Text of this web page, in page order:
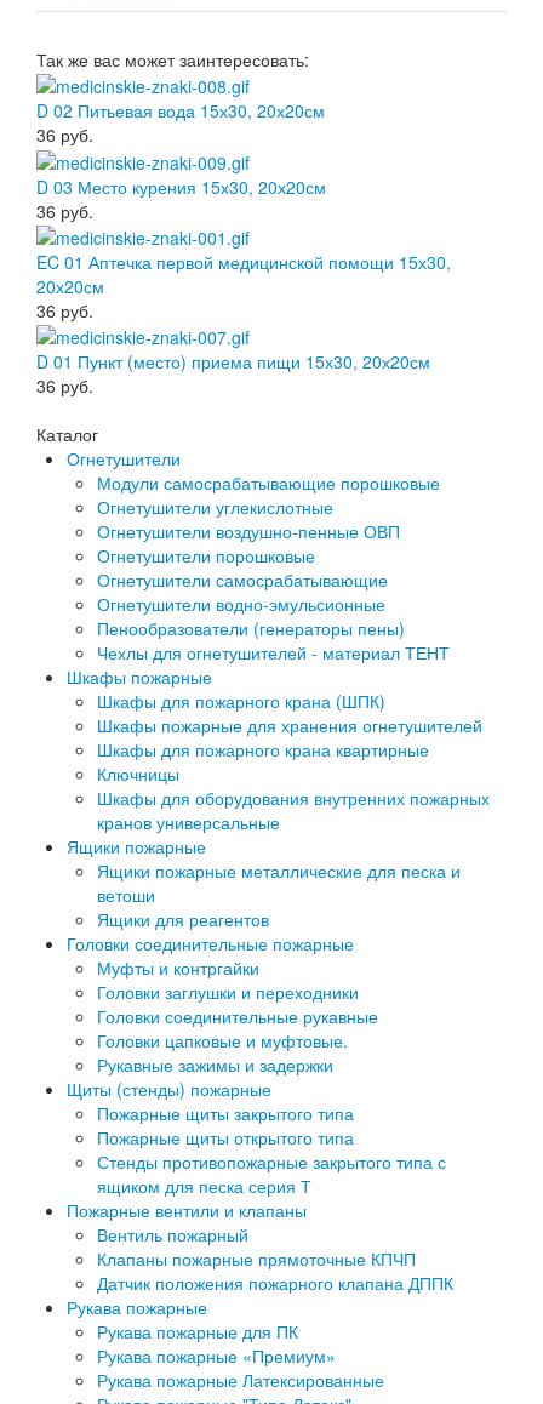
Так же вас может заинтересовать:
D 02 Питьевая вода 15х30, 20х20см
36 руб.
D 03 Место курения 15х30, 20х20см
36 руб.
EC 01 Аптечка первой медицинской помощи 15х30,
20х20см
36 руб.
D 01 Пункт (место) приема пищи 15х30, 20х20см
36 руб.
Каталог
Огнетушители
Модули самосрабатывающие порошковые
Огнетушители углекислотные
Огнетушители воздушно-пенные ОВП
Огнетушители порошковые
Огнетушители самосрабатывающие
Огнетушители водно-эмульсионные
Пенообразователи (генераторы пены)
Чехлы для огнетушителей - материал ТЕНТ
Шкафы пожарные
Шкафы для пожарного крана (ШПК)
Шкафы пожарные для хранения огнетушителей
Шкафы для пожарного крана квартирные
Ключницы
Шкафы для оборудования внутренних пожарных
кранов универсальные
Ящики пожарные
Ящики пожарные металлические для песка и
ветоши
Ящики для реагентов
Головки соединительные пожарные
Муфты и контргайки
Головки заглушки и переходники
Головки соединительные рукавные
Головки цапковые и муфтовые.
Рукавные зажимы и задержки
Щиты (стенды) пожарные
Пожарные щиты закрытого типа
Пожарные щиты открытого типа
Стенды противопожарные закрытого типа с
ящиком для песка серия Т
Пожарные вентили и клапаны
Вентиль пожарный
Клапаны пожарные прямоточные КПЧП
Датчик положения пожарного клапана ДППК
Рукава пожарные
Рукава пожарные для ПК
Рукава пожарные «Премиум»
Рукава пожарные Латексированные